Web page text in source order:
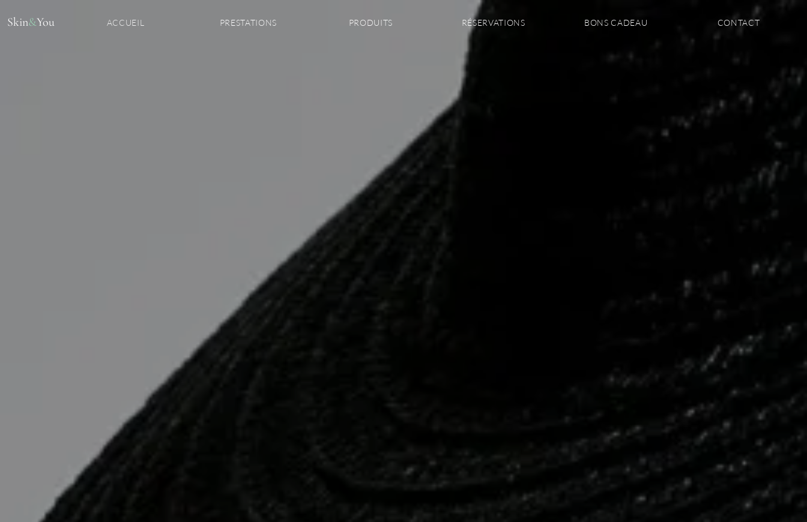
Skin&You ACCUEIL PRESTATIONS PRODUITS RÉSERVATIONS BONS CADEAU CONTACT